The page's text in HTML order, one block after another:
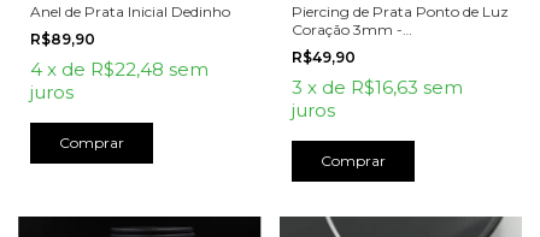
Anel de Prata Inicial Dedinho
R$89,90
4 x de R$22,48 sem
juros
Comprar
Piercing de Prata Ponto de Luz
Coração 3mm -
Helix/Conch/Tragús
R$49,90
3 x de R$16,63 sem
juros